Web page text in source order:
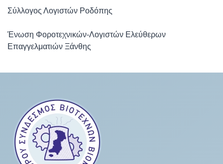
Σύλλογος Λογιστών Ροδόπης
Ένωση Φοροτεχνικών-Λογιστών Ελεύθερων
Επαγγελματιών Ξάνθης